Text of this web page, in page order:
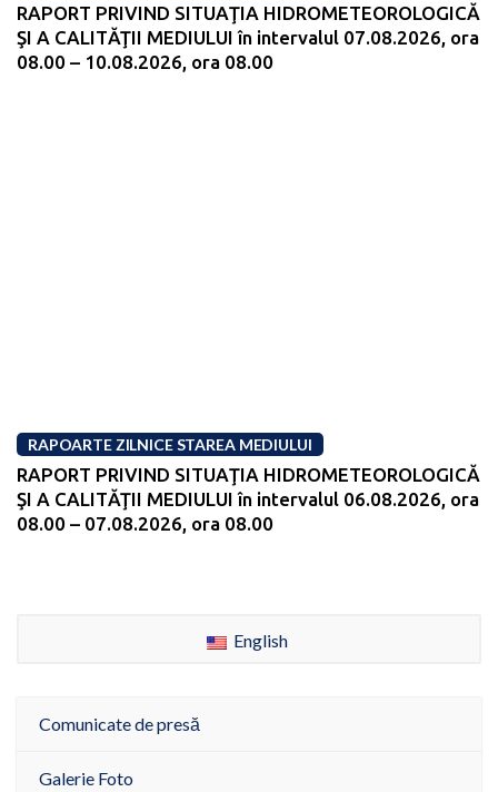
RAPORT PRIVIND SITUAŢIA HIDROMETEOROLOGICĂ
ŞI A CALITĂŢII MEDIULUI în intervalul 07.08.2026, ora
08.00 – 10.08.2026, ora 08.00
RAPOARTE ZILNICE STAREA MEDIULUI
RAPORT PRIVIND SITUAŢIA HIDROMETEOROLOGICĂ
ŞI A CALITĂŢII MEDIULUI în intervalul 06.08.2026, ora
08.00 – 07.08.2026, ora 08.00
English
Comunicate de presă
Galerie Foto